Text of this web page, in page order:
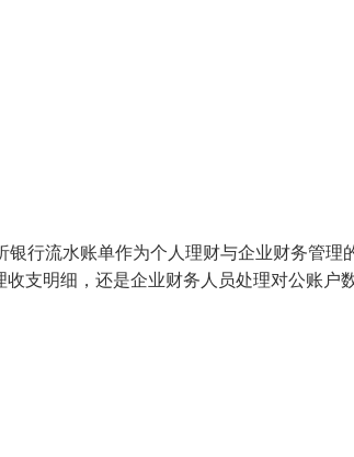
行流水账单作为个人理财与企业财务管理
支明细，还是企业财务人员处理对公账户